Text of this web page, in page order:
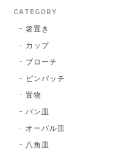
CATEGORY
箸置き
カップ
ブローチ
ピンバッチ
置物
パン皿
オーバル皿
八角皿